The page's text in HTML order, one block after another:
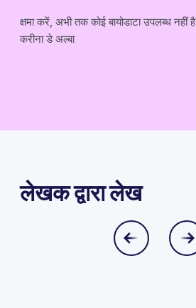
क्षमा करें, अभी तक कोई बायोडाटा उपलब्ध नहीं है
करीना डे अल्बा
लेखक द्वारा लेख